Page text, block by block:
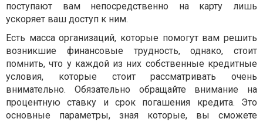
поступают вам непосредственно на карту лишь
ускоряет ваш доступ к ним.
Есть масса организаций, которые помогут вам решить
возникшие финансовые трудность, однако, стоит
помнить, что у каждой из них собственные кредитные
условия, которые стоит рассматривать очень
внимательно. Обязательно обращайте внимание на
процентную ставку и срок погашения кредита. Это
основные параметры, зная которые, вы сможете